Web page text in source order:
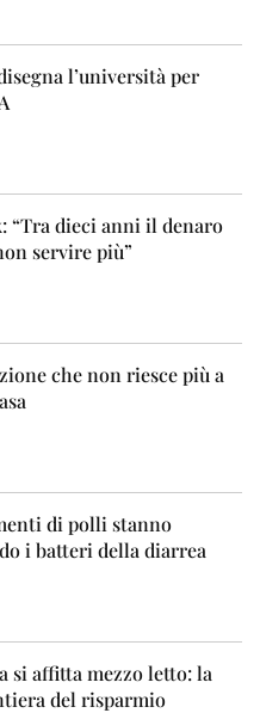
l’università per
“Tra dieci anni il denaro
servire più”
che non riesce più a
di polli stanno
i batteri della diarrea
si affitta mezzo letto: la
del risparmio